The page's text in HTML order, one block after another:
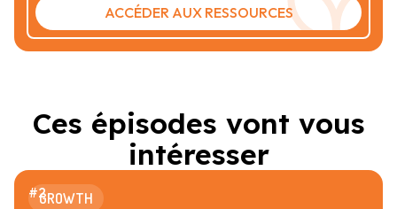
ACCÉDER AUX RESSOURCES
Ces épisodes vont vous
intéresser
GROWTH
#2